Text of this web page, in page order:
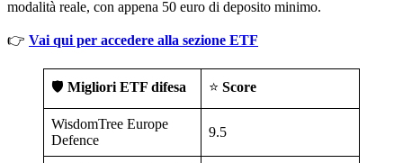
modalità reale, con appena 50 euro di deposito minimo.
👉 Vai qui per accedere alla sezione ETF
🛡️ Migliori ETF difesa ⭐ Score
WisdomTree Europe
Defence
9.5